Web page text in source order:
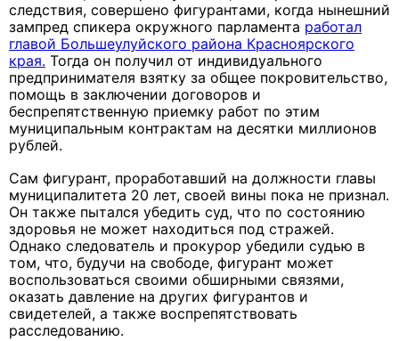
следствия, совершено фигурантами, когда нынешний
зампред спикера окружного парламента работал
главой Большеулуйского района Красноярского
края. Тогда он получил от индивидуального
предпринимателя взятку за общее покровительство,
помощь в заключении договоров и
беспрепятственную приемку работ по этим
муниципальным контрактам на десятки миллионов
рублей.
Сам фигурант, проработавший на должности главы
муниципалитета 20 лет, своей вины пока не признал.
Он также пытался убедить суд, что по состоянию
здоровья не может находиться под стражей.
Однако следователь и прокурор убедили судью в
том, что, будучи на свободе, фигурант может
воспользоваться своими обширными связями,
оказать давление на других фигурантов и
свидетелей, а также воспрепятствовать
расследованию.